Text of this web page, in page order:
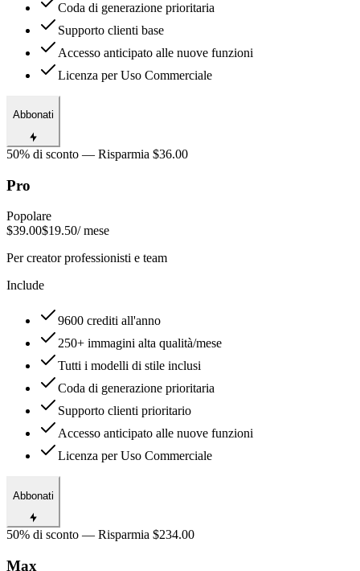
Coda di generazione prioritaria
Supporto clienti base
Accesso anticipato alle nuove funzioni
Licenza per Uso Commerciale
Abbonati
50% di sconto — Risparmia $36.00
Pro
Popolare
$39.00$19.50/ mese
Per creator professionisti e team
Include
9600 crediti all'anno
250+ immagini alta qualità/mese
Tutti i modelli di stile inclusi
Coda di generazione prioritaria
Supporto clienti prioritario
Accesso anticipato alle nuove funzioni
Licenza per Uso Commerciale
Abbonati
50% di sconto — Risparmia $234.00
Max